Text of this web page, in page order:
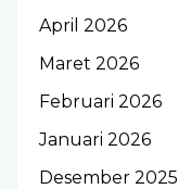
April 2026
Maret 2026
Februari 2026
Januari 2026
Desember 2025